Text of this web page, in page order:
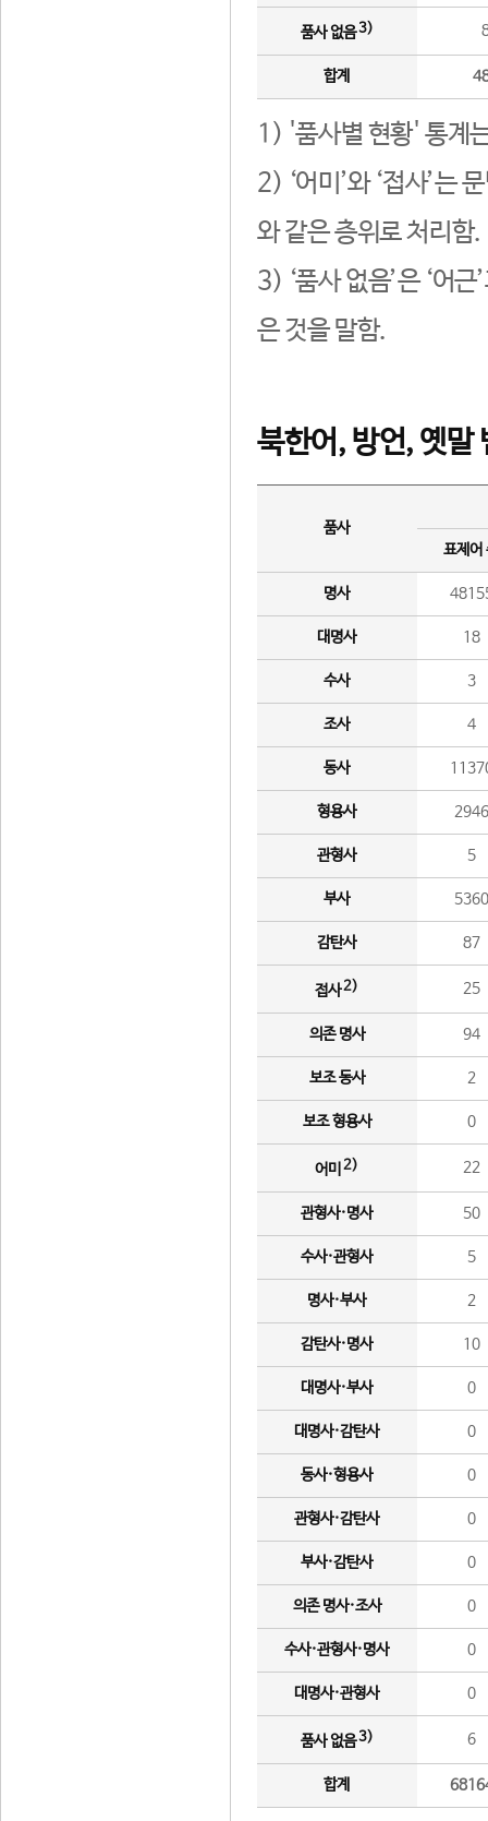
품사 없음3)
합계
1) '품사별 현황' 통계
2) ‘어미’와 ‘접사’는
와 같은 층위로 처리함.
3) ‘품사 없음’은 ‘어
은 것을 말함.
북한어, 방언, 옛말
품사
표제어
명사
대명사 18
수사 3
조사 4
동사
형용사 2946
관형사 5
부사 5360
감탄사 87
접사2) 25
의존 명사 94
보조 동사 2
보조 형용사 0
어미 2) 22
관형사·명사 50
수사·관형사 5
명사·부사 2
감탄사·명사 10
대명사·부사 0
대명사·감탄사 0
동사·형용사 0
관형사·감탄사 0
부사·감탄사 0
의존 명사·조사 0
수사·관형사·명사 0
대명사·관형사 0
품사 없음3) 6
합계